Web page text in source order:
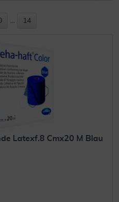
... 14
Latexf.8 Cmx20 M Blau